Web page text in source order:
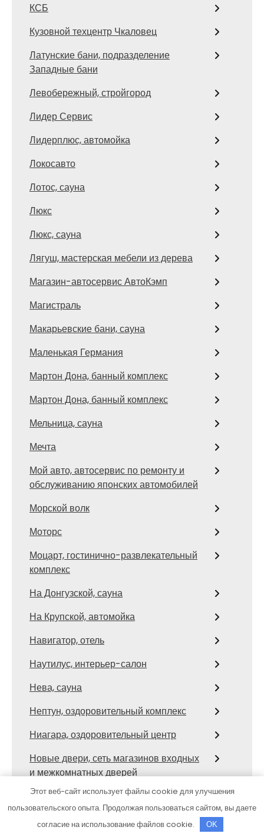
КСБ
Кузовной техцентр Чкаловец
Латунские бани, подразделение
Западные бани
Левобережный, стройгород
Лидер Сервис
Лидерплюс, автомойка
Локосавто
Лотос, сауна
Люкс
Люкс, сауна
Лягуш, мастерская мебели из дерева
Магазин-автосервис АвтоКэмп
Магистраль
Макарьевские бани, сауна
Маленькая Германия
Мартон Дона, банный комплекс
Мартон Дона, банный комплекс
Мельница, сауна
Мечта
Мой авто, автосервис по ремонту и
обслуживанию японских автомобилей
Морской волк
Моторс
Моцарт, гостинично-развлекательный
комплекс
На Донгузской, сауна
На Крупской, автомойка
Навигатор, отель
Наутилус, интерьер-салон
Нева, сауна
Нептун, оздоровительный комплекс
Ниагара, оздоровительный центр
Новые двери, сеть магазинов входных
и межкомнатных дверей
НонСтоп, сервис грузоперевозок и
эвакуации автотранспорта
Этот веб-сайт использует файлы cookie для улучшения
пользовательского опыта. Продолжая пользоваться сайтом, вы даете
согласие на использование файлов cookie.
OK